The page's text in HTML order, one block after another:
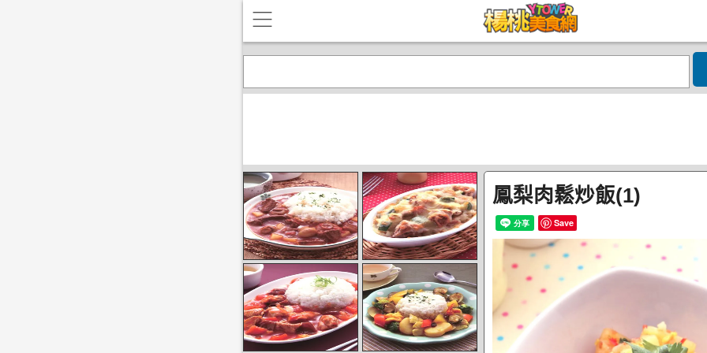
鳳梨肉鬆炒飯(1)
Save